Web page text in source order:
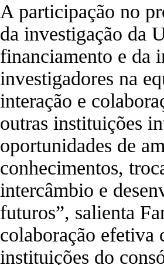
A participação no
da investigação da
financiamento e da
investigadores na
interação e
outras instituições
oportunidades de
conhecimentos,
intercâmbio e
futuros”, salienta
colaboração efetiva
instituições do